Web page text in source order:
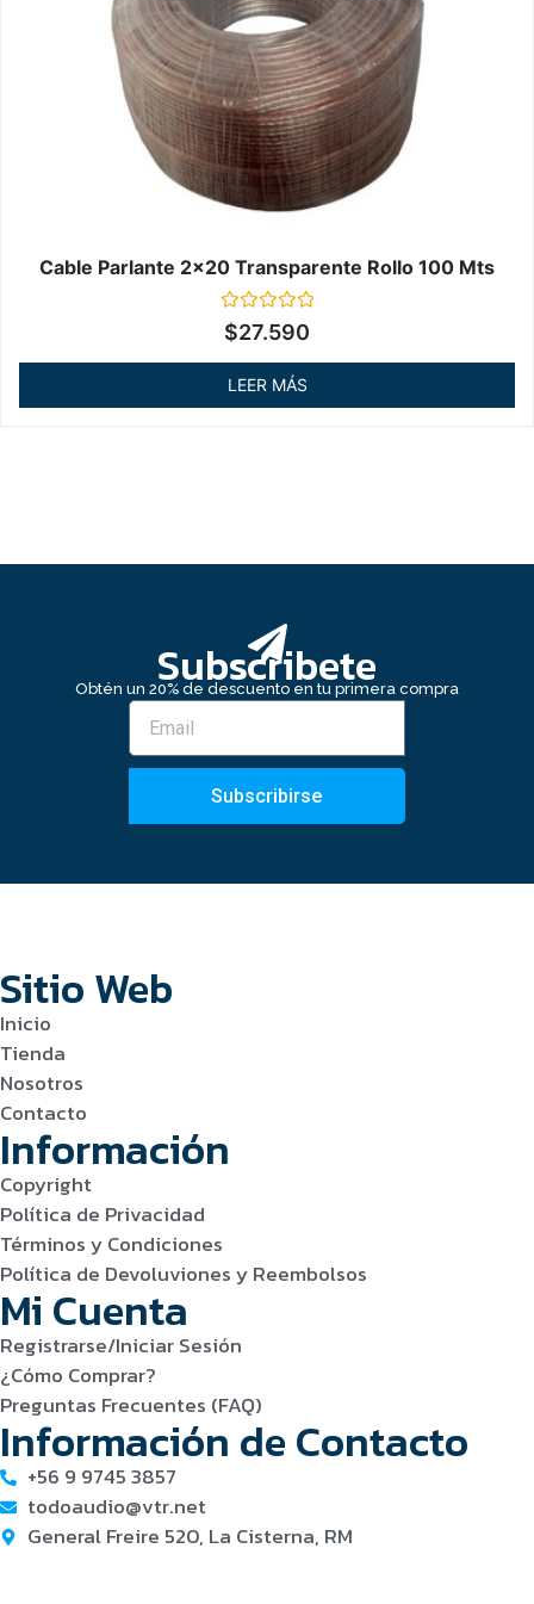
Cable Parlante 2x20 Transparente Rollo 100 Mts
Valorado
en
$27.590
LEER MÁS
Subscribete
Obtén un 20% de descuento en tu primera compra
Subscribirse
Sitio Web
Inicio
Tienda
Nosotros
Contacto
Información
Copyright
Política de Privacidad
Términos y Condiciones
Política de Devoluviones y Reembolsos
Mi Cuenta
Registrarse/Iniciar Sesión
¿Cómo Comprar?
Preguntas Frecuentes (FAQ)
Información de Contacto
+56 9 9745 3857
todoaudio@vtr.net
General Freire 520, La Cisterna, RM